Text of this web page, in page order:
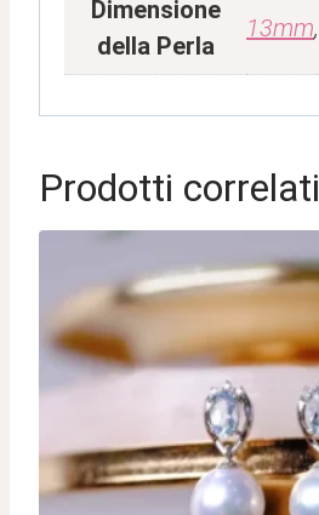
Dimensione
della Perla
13mm,
Prodotti correlati